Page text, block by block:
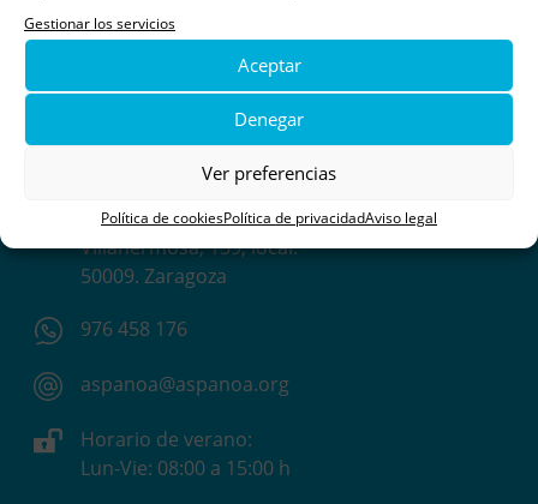
Gestionar los servicios
Aceptar
Denegar
Ver preferencias
Política de cookiesPolítica de privacidadAviso legal
Asociación de Padres de Niños con Cáncer de
C/ Duquesa de
Villahermosa, 159, local.
50009. Zaragoza
976 458 176
aspanoa@aspanoa.org
Horario de verano:
Lun-Vie: 08:00 a 15:00 h